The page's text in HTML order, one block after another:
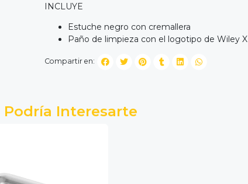
INCLUYE
Estuche negro con cremallera
Paño de limpieza con el logotipo de Wiley X
Compartir en:
Interesarte